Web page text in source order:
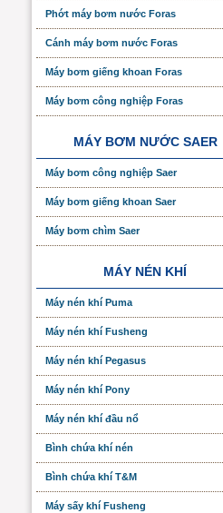
Phớt máy bơm nước Foras
Cánh máy bơm nước Foras
Máy bơm giếng khoan Foras
Máy bơm công nghiệp Foras
MÁY BƠM NƯỚC SAER
Máy bơm công nghiệp Saer
Máy bơm giếng khoan Saer
Máy bơm chìm Saer
MÁY NÉN KHÍ
Máy nén khí Puma
Máy nén khí Fusheng
Máy nén khí Pegasus
Máy nén khí Pony
Máy nén khí đầu nổ
Bình chứa khí nén
Bình chứa khí T&M
Máy sấy khí Fusheng